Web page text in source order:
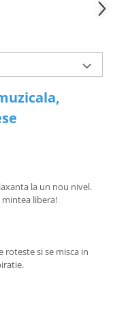
la un nou nivel.
mintea libera!
roteste si se misca in